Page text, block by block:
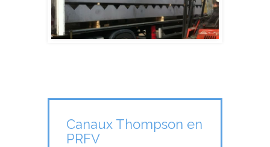
Canaux Thompson en
PRFV